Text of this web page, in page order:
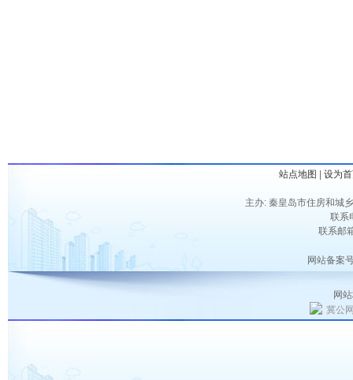
站点地图 设为
主办: 秦皇岛市住房和城
联系
联系邮
网站备案
网
冀公